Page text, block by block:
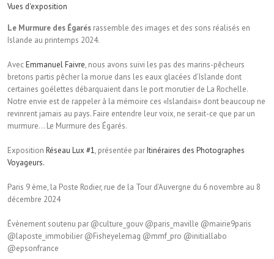
Vues d'exposition
Le Murmure des Égarés rassemble des images et des sons réalisés en
Islande au printemps 2024.
AvecEmmanuel Faivre, nous avons suivi les pas des marins-pêcheurs
bretons partis pêcher la morue dans les eaux glacées d’Islande dont
certaines goélettes débarquaient dans le port morutier de La Rochelle.
Notre envie est de rappeler à la mémoire ces «Islandais» dont beaucoup ne
revinrent jamais au pays. Faire entendre leur voix, ne serait-ce que par un
murmure… Le Murmure des Égarés.
Exposition Réseau Lux #1, présentée parItinéraires des Photographes
Voyageurs.
Paris 9 ème, la Poste Rodier, rue de la Tour d’Auvergne du 6 novembre au 8
décembre 2024
Évènement soutenu par @culture_gouv @paris_maville @mairie9paris
@laposte_immobilier @Fisheyelemag @mmf_pro @initiallabo
@epsonfrance